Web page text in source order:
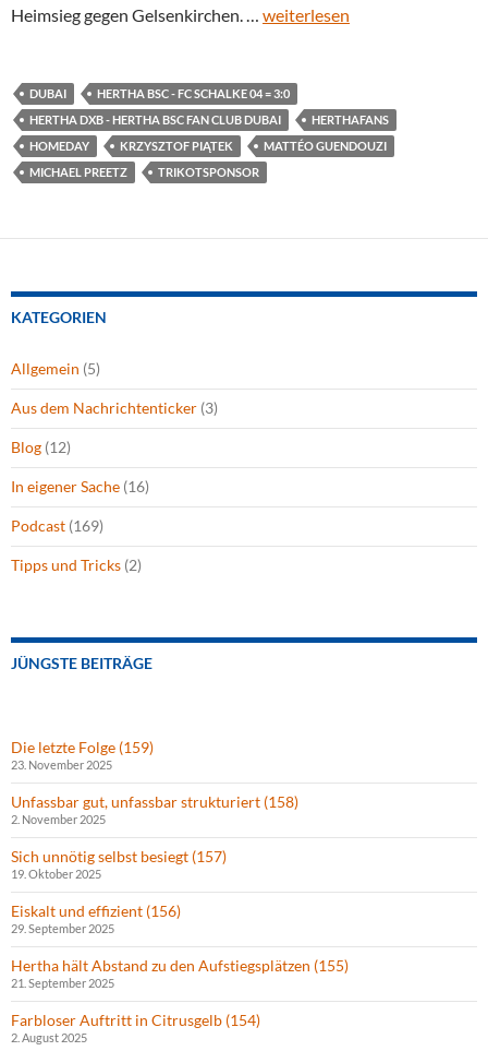
Heimsieg gegen Gelsenkirchen. … weiterlesen
DUBAI
HERTHA BSC - FC SCHALKE 04 = 3:0
HERTHA DXB - HERTHA BSC FAN CLUB DUBAI
HERTHAFANS
HOMEDAY
KRZYSZTOF PIĄTEK
MATTÉO GUENDOUZI
MICHAEL PREETZ
TRIKOTSPONSOR
KATEGORIEN
Allgemein (5)
Aus dem Nachrichtenticker (3)
Blog (12)
In eigener Sache (16)
Podcast (169)
Tipps und Tricks (2)
JÜNGSTE BEITRÄGE
Die letzte Folge (159)
23. November 2025
Unfassbar gut, unfassbar strukturiert (158)
2. November 2025
Sich unnötig selbst besiegt (157)
19. Oktober 2025
Eiskalt und effizient (156)
29. September 2025
Hertha hält Abstand zu den Aufstiegsplätzen (155)
21. September 2025
Farbloser Auftritt in Citrusgelb (154)
2. August 2025